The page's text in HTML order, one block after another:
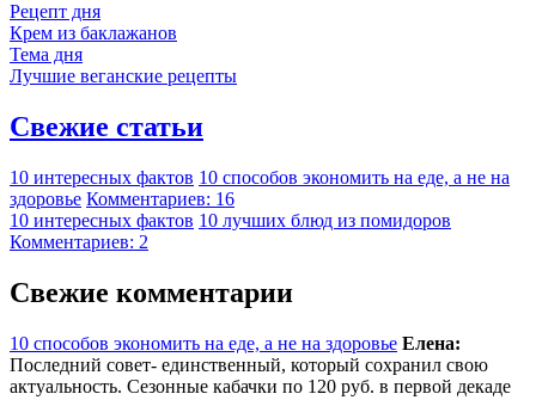
Рецепт дня
Крем из баклажанов
Тема дня
Лучшие веганские рецепты
Свежие статьи
10 интересных фактов 10 способов экономить на еде, а не на
здоровье Комментариев: 16
10 интересных фактов 10 лучших блюд из помидоров
Комментариев: 2
Свежие комментарии
10 способов экономить на еде, а не на здоровье Елена:
Последний совет- единственный, который сохранил свою
актуальность. Сезонные кабачки по 120 руб. в первой декаде